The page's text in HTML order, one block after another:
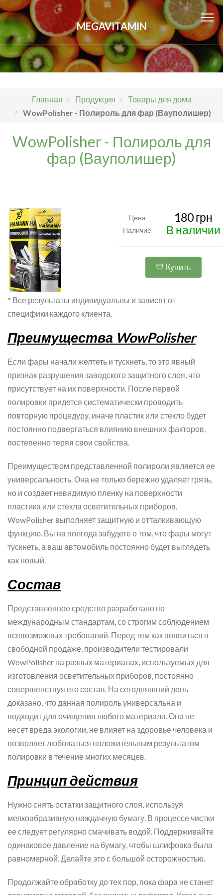
MEGAVITAMIN
Главная Продукция
Товары для дома
WowPolisher - Полироль для фар (Вауполишер)
WowPolisher - Полироль для
фар (Вауполишер)
Цена 180 грн
Наличие В наличии
Купить
* Все результаты индивидуальны и зависят от
специфики каждого клиента.
Преимущества WowPolisher
Если фары начали желтеть и тускнеть, то это явный
признак разрушения заводского защитного слоя, что
присутствует на их поверхности. После первой
полировки придется систематически проводить
повторную процедуру, иначе пластик или стекло будет
постоянно подвергаться влиянию внешних факторов,
постепенно теряя свои свойства.
Преимуществом представленной полироли является ее
универсальность. Она не только бережно удаляет грязь,
но и создает невидимую пленку на поверхности
пластика или стекла осветительных приборов.
WowPolisher выполняет защитную и отталкивающую
функцию. Вы на полгода забудете о том, что фары могут
тускнеть, а ваш автомобиль постоянно будет выглядеть
как новый.
Состав
Представленное средство разработано по
международным стандартам, со строгим соблюдением
всевозможных требований. Перед тем как появиться в
свободной продаже, производители тестировали
WowPolisher на разных материалах, используемых для
изготовления осветительных приборов, постоянно
совершенствуя его состав. На сегодняшний день
доказано, что данная полироль универсальна и
подходит для очищения любого материала. Она не
несет вреда экологии, не влияет на здоровье человека и
позволяет любоваться положительным результатом
полировки в течение многих месяцев.
Принцип действия
Нужно снять остатки защитного слоя, используя
мелкоабразивную наждачную бумагу. В процессе чистки
ее следует регулярно смачивать водой. Поддерживайте
одинаковое давление на бумагу, чтобы шлифовка была
равномерной. Делайте это с большой осторожностью.
Продолжайте обработку до тех пор, пока фара не станет